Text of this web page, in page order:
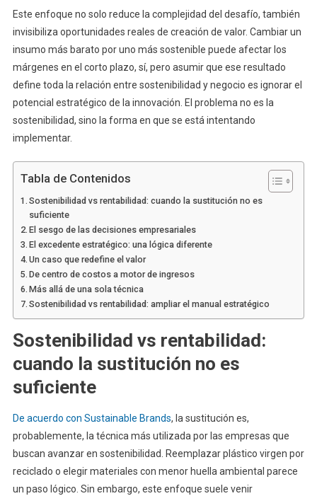
Este enfoque no solo reduce la complejidad del desafío, también
invisibiliza oportunidades reales de creación de valor. Cambiar un
insumo más barato por uno más sostenible puede afectar los
márgenes en el corto plazo, sí, pero asumir que ese resultado
define toda la relación entre sostenibilidad y negocio es ignorar el
potencial estratégico de la innovación. El problema no es la
sostenibilidad, sino la forma en que se está intentando
implementar.
Tabla de Contenidos
Sostenibilidad vs rentabilidad: cuando la sustitución no es
suficiente
El sesgo de las decisiones empresariales
El excedente estratégico: una lógica diferente
Un caso que redefine el valor
De centro de costos a motor de ingresos
Más allá de una sola técnica
Sostenibilidad vs rentabilidad: ampliar el manual estratégico
Sostenibilidad vs rentabilidad:
cuando la sustitución no es
suficiente
De acuerdo con Sustainable Brands, la sustitución es,
probablemente, la técnica más utilizada por las empresas que
buscan avanzar en sostenibilidad. Reemplazar plástico virgen por
reciclado o elegir materiales con menor huella ambiental parece
un paso lógico. Sin embargo, este enfoque suele venir